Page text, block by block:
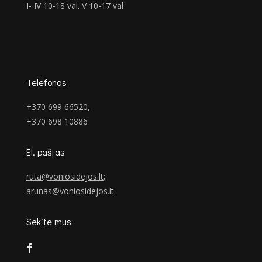
I- IV 10-18 val. V 10-17 val
Telefonas
+370 699 66520,
+370 698 10886
El. paštas
ruta@voniosidejos.lt;
arunas@voniosidejos.lt
Sekite mus